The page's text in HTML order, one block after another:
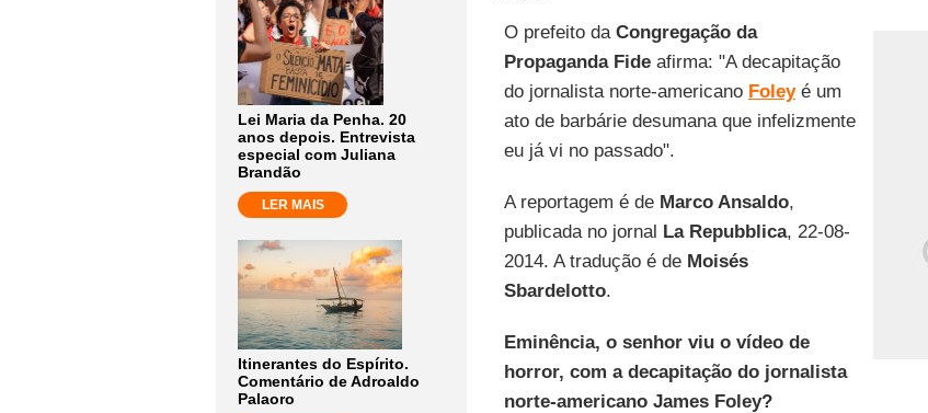
Lei Maria da Penha. 20
anos depois. Entrevista
especial com Juliana
Brandão
LER MAIS
Itinerantes do Espírito.
Comentário de Adroaldo
Palaoro
O prefeito da Congregação da
Propaganda Fideafirma: "A decapitação
do jornalista norte-americano Foleyé um
ato de barbárie desumana que infelizmente
eu já vi no passado".
A reportagem é de Marco Ansaldo,
publicada no jornal La Repubblica, 22-08-
2014. A tradução é de Moisés
Sbardelotto.
Eminência, o senhor viu o vídeo de
horror, com a decapitação do jornalista
norte-americano James Foley?